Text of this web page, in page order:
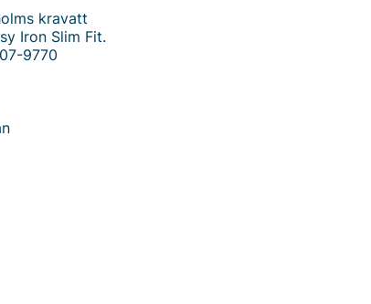
kravatt
Iron Slim Fit.
9770